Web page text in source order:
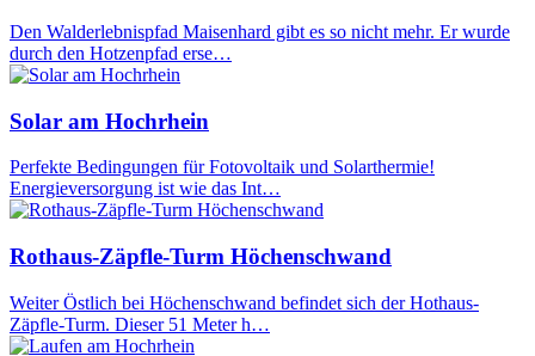
Den Walderlebnispfad Maisenhard gibt es so nicht mehr. Er wurde
durch den Hotzenpfad erse…
Solar am Hochrhein
Perfekte Bedingungen für Fotovoltaik und Solarthermie!
Energieversorgung ist wie das Int…
Rothaus-Zäpfle-Turm Höchenschwand
Weiter Östlich bei Höchenschwand befindet sich der Hothaus-
Zäpfle-Turm. Dieser 51 Meter h…